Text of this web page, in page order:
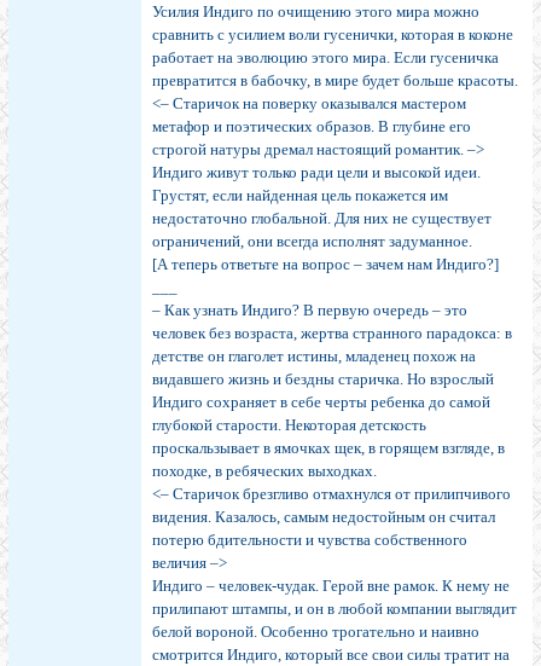
Усилия Индиго по очищению этого мира можно
сравнить с усилием воли гусенички, которая в коконе
работает на эволюцию этого мира. Если гусеничка
превратится в бабочку, в мире будет больше красоты.
<– Старичок на поверку оказывался мастером
метафор и поэтических образов. В глубине его
строгой натуры дремал настоящий романтик. –>
Индиго живут только ради цели и высокой идеи.
Грустят, если найденная цель покажется им
недостаточно глобальной. Для них не существует
ограничений, они всегда исполнят задуманное.
[А теперь ответьте на вопрос – зачем нам Индиго?]
– Как узнать Индиго? В первую очередь – это
человек без возраста, жертва странного парадокса: в
детстве он глаголет истины, младенец похож на
видавшего жизнь и бездны старичка. Но взрослый
Индиго сохраняет в себе черты ребенка до самой
глубокой старости. Некоторая детскость
проскальзывает в ямочках щек, в горящем взгляде, в
походке, в ребяческих выходках.
<– Старичок брезгливо отмахнулся от прилипчивого
видения. Казалось, самым недостойным он считал
потерю бдительности и чувства собственного
величия –>
Индиго – человек-чудак. Герой вне рамок. К нему не
прилипают штампы, и он в любой компании выглядит
белой вороной. Особенно трогательно и наивно
смотрится Индиго, который все свои силы тратит на